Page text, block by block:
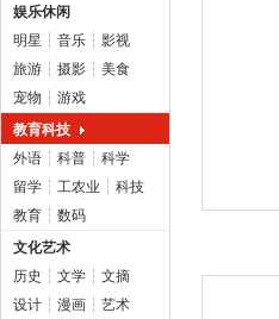
娱乐休闲
明星 ┆ 音乐 ┆ 影视
旅游 ┆ 摄影 ┆ 美食
宠物 ┆ 游戏
教育科技
外语 ┆ 科普 ┆ 科学
留学 ┆ 工农业 ┆ 科技
教育 ┆ 数码
文化艺术
历史 ┆ 文学 ┆ 文摘
设计 ┆ 漫画 ┆ 艺术